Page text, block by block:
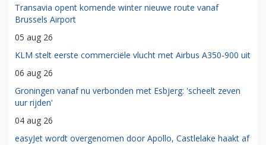
Transavia opent komende winter nieuwe route vanaf
Brussels Airport
05 aug 26
KLM stelt eerste commerciële vlucht met Airbus A350-900 uit
06 aug 26
Groningen vanaf nu verbonden met Esbjerg: 'scheelt zeven
uur rijden'
04 aug 26
easyJet wordt overgenomen door Apollo, Castlelake haakt af